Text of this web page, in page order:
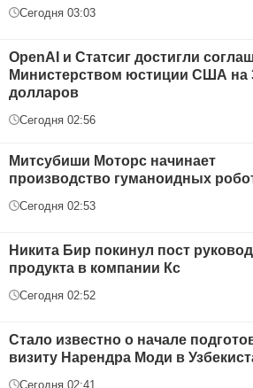
Сегодня 03:03
OpenAI и Статсиг достигли
Министерством юстиции США на
долларов
Сегодня 02:56
Митсубиши Моторс начинает
производство гуманоидных
Сегодня 02:53
Никита Бир покинул пост
продукта в компании Кс
Сегодня 02:52
Стало известно о начале
визиту Нарендра Моди в
Сегодня 02:41